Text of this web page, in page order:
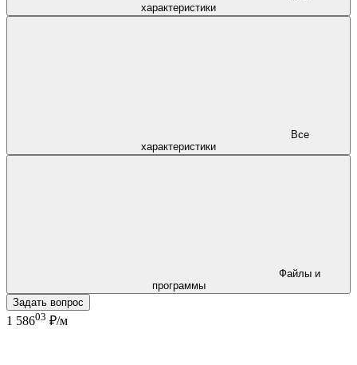
характеристики
характеристики
программы
Задать вопрос
1 58603 ₽/м